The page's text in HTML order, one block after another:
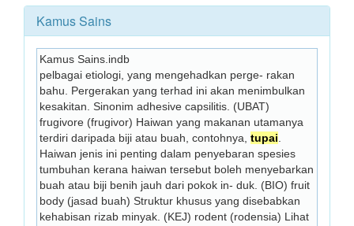
Kamus Sains
Kamus Sains.indb
pelbagai etiologi, yang mengehadkan perge- rakan
bahu. Pergerakan yang terhad ini akan menimbulkan
kesakitan. Sinonim adhesive capsilitis. (UBAT)
frugivore (frugivor) Haiwan yang makanan utamanya
terdiri daripada biji atau buah, contohnya, tupai
Haiwan jenis ini penting dalam penyebaran spesies
tumbuhan kerana haiwan tersebut boleh menyebarkan
buah atau biji benih jauh dari pokok in- duk. (BIO) fruit
body (jasad buah) Struktur khusus yang disebabkan
kehabisan rizab minyak. (KEJ) rodent (rodensia) Lihat